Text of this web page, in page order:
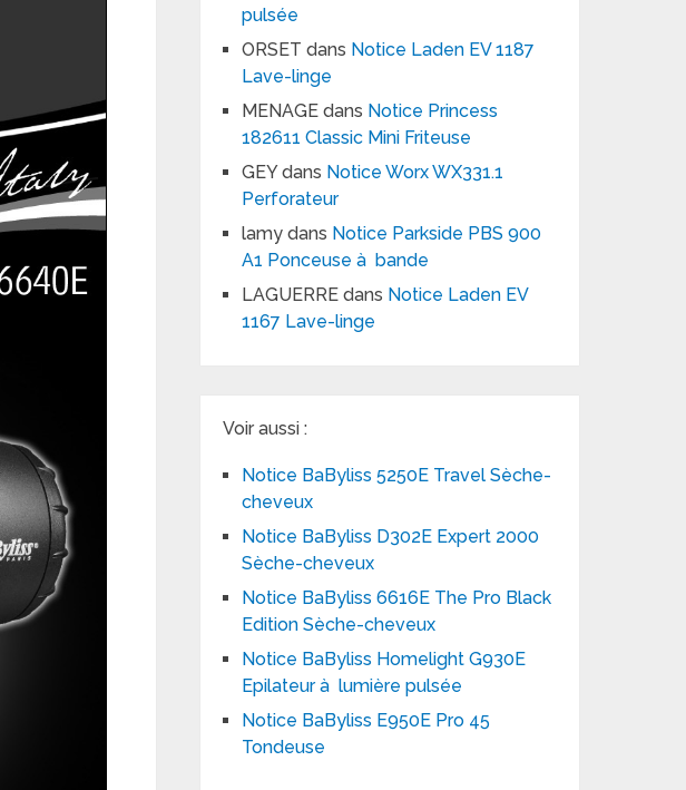
pulsée
ORSET dans Notice Laden EV 1187
Lave-linge
MENAGE dans Notice Princess
182611 Classic Mini Friteuse
GEYdans Notice Worx WX331.1
Perforateur
lamy dans Notice Parkside PBS 900
A1 Ponceuse à bande
LAGUERRE dans Notice Laden EV
1167 Lave-linge
Voir aussi :
Notice BaByliss 5250E Travel Sèche-
cheveux
Notice BaByliss D302E Expert 2000
Sèche-cheveux
Notice BaByliss 6616E The Pro Black
Edition Sèche-cheveux
Notice BaByliss Homelight G930E
Epilateur à lumière pulsée
Notice BaByliss E950E Pro 45
Tondeuse